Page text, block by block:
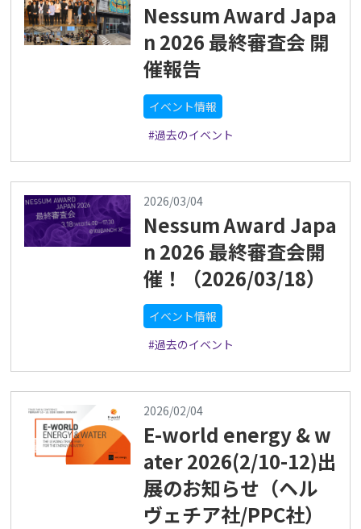
Nessum Award Japa
n 2026 最終審査会 開
催報告
イベント情報
#過去のイベント
2026/03/04
Nessum Award Japa
n 2026 最終審査会開
催！（2026/03/18）
イベント情報
#過去のイベント
2026/02/04
E-world energy & w
ater 2026(2/10-12)出
展のお知らせ（ヘル
ヴェチア社/PPC社）